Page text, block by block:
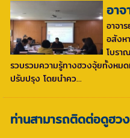
อา
อาจา
อสังห
โบรา
รวบรวมความรู้ทางฮวงจุ้ยทั้งหมด
ปรับปรุง โดยนำคว...
ท่านสามารถติดต่อดูฮว